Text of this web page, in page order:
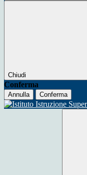
Chiudi
Conferma
Annulla Conferma